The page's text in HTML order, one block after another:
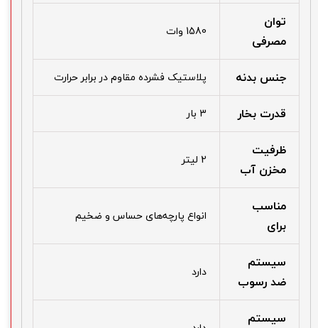
توان
مصرفی
1580 وات
جنس بدنه پلاستیک فشرده مقاوم در برابر حرارت
قدرت بخار 3 بار
ظرفیت
مخزن آب
2 لیتر
مناسب
برای
انواع پارچه‌های حساس و ضخیم
سیستم
ضد رسوب
دارد
سیستم